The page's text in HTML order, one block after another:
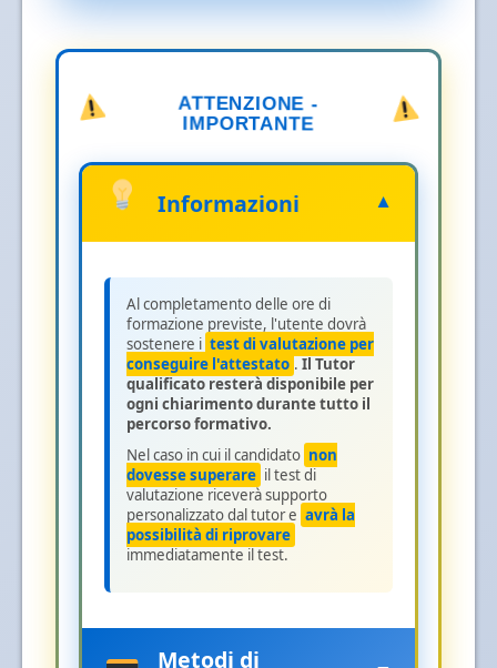
ATTENZIONE -
IMPORTANTE
Informazioni ▼
Al completamento delle ore di
formazione previste, l'utente dovrà
sostenere i test di valutazione per
conseguire l'attestato . Il Tutor
qualificato resterà disponibile per
ogni chiarimento durante tutto il
percorso formativo.
Nel caso in cui il candidato non
dovesse superare il test di
valutazione riceverà supporto
personalizzato dal tutor e avrà la
possibilità di riprovare
immediatamente il test.
Metodi di